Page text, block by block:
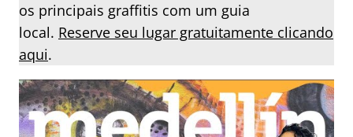
os principais graffitis com um guia
local. Reserve seu lugar gratuitamente clicando
aqui.